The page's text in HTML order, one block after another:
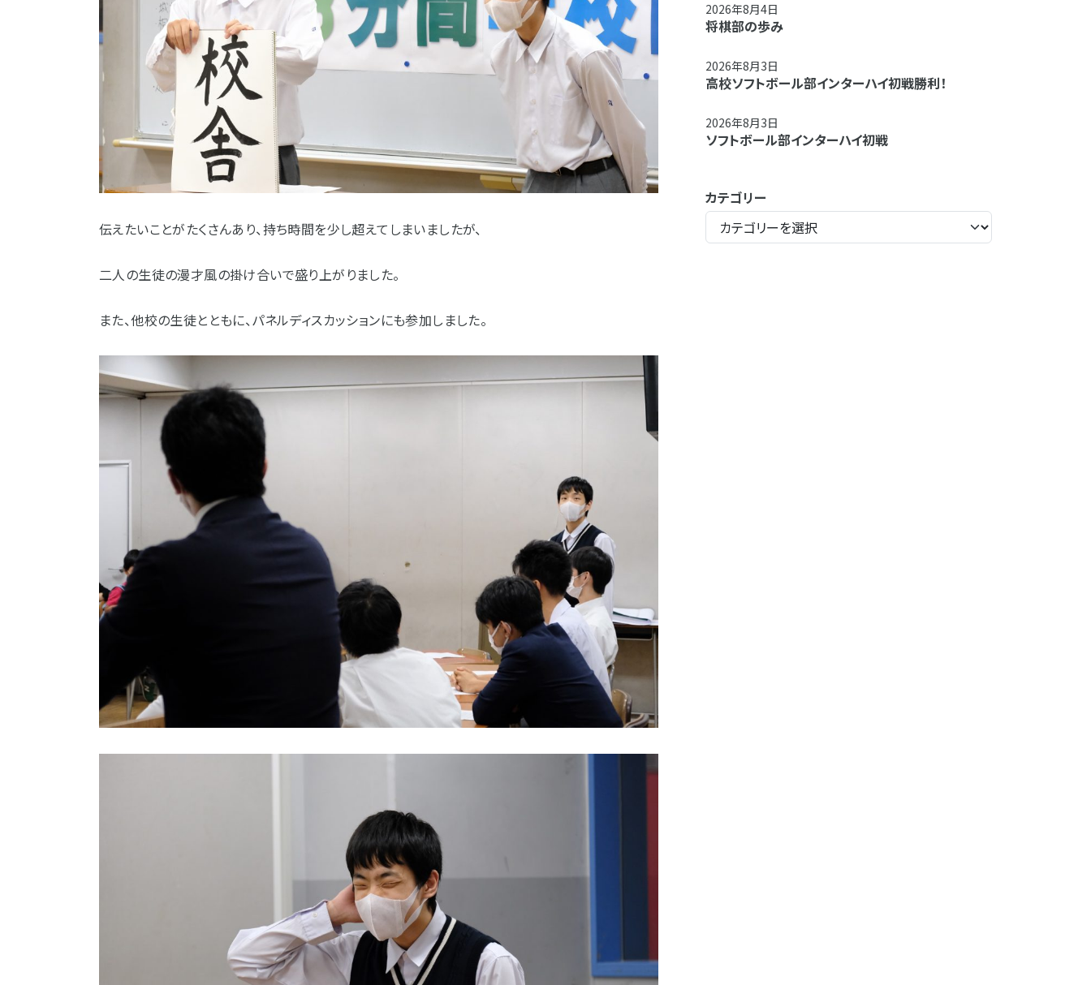
伝えたいことがたくさんあり、持ち時間を少し超えてしまいましたが、
二人の生徒の漫才風の掛け合いで盛り上がりました。
また、他校の生徒とともに、パネルディスカッションにも参加しました。
2026年8月4日
将棋部の歩み
2026年8月3日
高校ソフトボール部インターハイ初戦勝利！
2026年8月3日
ソフトボール部インターハイ初戦
カテゴリー